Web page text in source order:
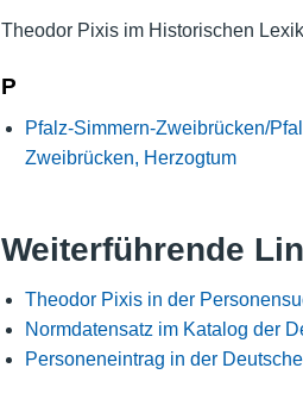
Theodor Pixis im Historischen
P
Pfalz-Simmern-Zweibrücken/
Zweibrücken, Herzogtum
Weiterführende
Theodor Pixis in der
Normdatensatz im Katalog der
Personeneintrag in der